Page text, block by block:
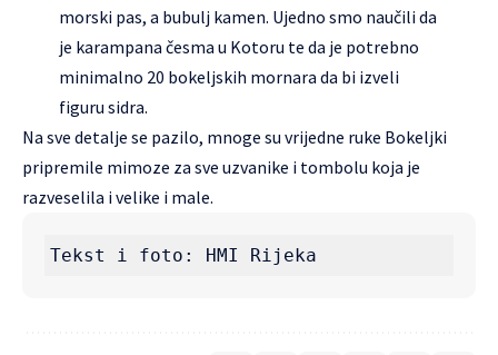
morski pas, a bubulj kamen. Ujedno smo naučili da
je karampana česma u Kotoru te da je potrebno
minimalno 20 bokeljskih mornara da bi izveli
figuru sidra.
Na sve detalje se pazilo, mnoge su vrijedne ruke Bokeljki
pripremile mimoze za sve uzvanike i tombolu koja je
razveselila i velike i male.
Tekst i foto: HMI Rijeka